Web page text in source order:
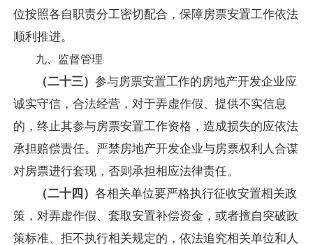
位按照各自职责分工密切配合，保障房票安置工作依法
顺利推进。
九、监督管理
（二十三） 参与房票安置工作的房地产开发企业应
诚实守信，合法经营，对于弄虚作假、提供不实信息
的，终止其参与房票安置工作资格，造成损失的应依法
承担赔偿责任。严禁房地产开发企业与房票权利人合谋
对房票进行套现，否则承担相应法律责任。
（二十四） 各相关单位要严格执行征收安置相关政
策，对弄虚作假、套取安置补偿资金，或者擅自突破政
策标准、拒不执行相关规定的，依法追究相关单位和人